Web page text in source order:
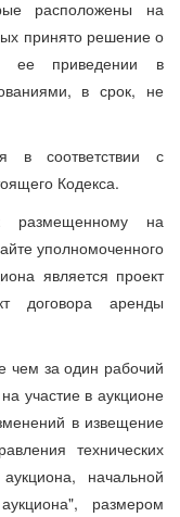
расположены на
принято решение о
ее приведении в
в срок, не
в соответствии с
Кодекса.
размещенному на
уполномоченного
является проект
договора аренды
чем за один рабочий
участие в аукционе
в извещение
технических
начальной
размером